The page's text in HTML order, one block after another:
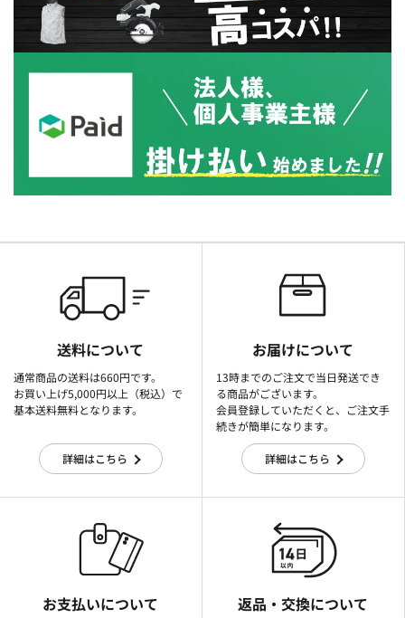
送料について
通常商品の送料は660円です。
お買い上げ5,000円以上（税込）で
基本送料無料となります。
詳細はこちら
お届けについて
13時までのご注文で当日発送でき
る商品がございます。
会員登録していただくと、ご注文手
続きが簡単になります。
詳細はこちら
お支払いについて 返品・交換について